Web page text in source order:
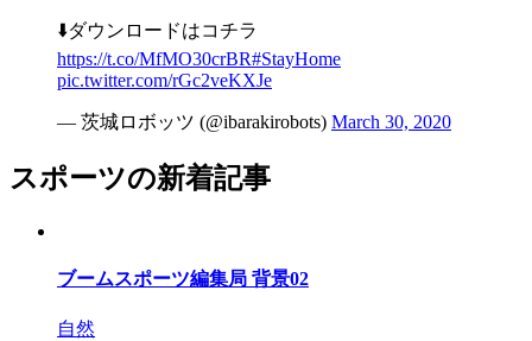
⬇️ダウンロードはコチラ
https://t.co/MfMO30crBR#StayHome
pic.twitter.com/rGc2veKXJe
— 茨城ロボッツ (@ibarakirobots) March 30, 2020
スポーツの新着記事
ブームスポーツ編集局 背景02
自然